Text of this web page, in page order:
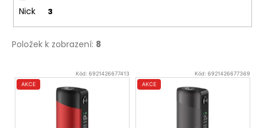
Nick 3
Položek k zobrazení: 8
V
ý
Kód: 6921426677413
AKCE
Kód: 6921426677369
AKCE
10ML
10MG
185
245
Kč